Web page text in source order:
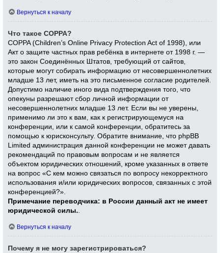
Вернуться к началу
Что такое COPPA?
COPPA (Children’s Online Privacy Protection Act of 1998), или
Акт о защите частных прав ребёнка в интернете от 1998 г. —
это закон Соединённых Штатов, требующий от сайтов,
которые могут собирать информацию от несовершеннолетних
младше 13 лет, иметь на это письменное согласие родителей.
Допустимо наличие иного вида подтверждения того, что
опекуны разрешают сбор личной информации от
несовершеннолетних младше 13 лет. Если вы не уверены,
применимо ли это к вам, как к регистрирующемуся на
конференции, или к самой конференции, обратитесь за
помощью к юрисконсульту. Обратите внимание, что phpBB
Limited администрация данной конференции не может давать
рекомендаций по правовым вопросам и не является
объектом юридических отношений, кроме указанных в ответе
на вопрос «С кем можно связаться по вопросу некорректного
использования и/или юридических вопросов, связанных с этой
конференцией?».
Примечание переводчика: в России данный акт не имеет
юридической силы.
Вернуться к началу
Почему я не могу зарегистрироваться?